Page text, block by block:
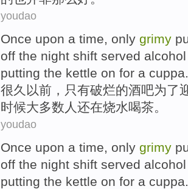
youdao
Once upon a time, only grimy
off the night shift served alcohol
putting the kettle on for a cuppa.
很久 以前， 只有破烂的酒吧为了
时候大多数 人 还在烧水喝茶。
youdao
Once upon a time, only grimy
off the night shift served alcohol
putting the kettle on for a cuppa.